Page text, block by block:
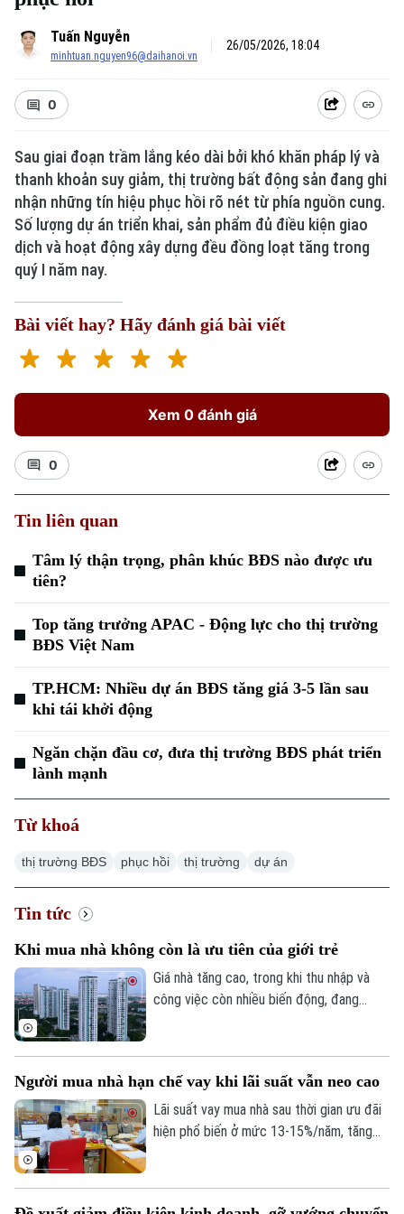
Tuấn Nguyễn
minhtuan.nguyen96@daihanoi.vn
26/05/2026, 18:04
0
Sau giai đoạn trầm lắng kéo dài bởi khó khăn pháp lý và
thanh khoản suy giảm, thị trường bất động sản đang ghi
nhận những tín hiệu phục hồi rõ nét từ phía nguồn cung.
Số lượng dự án triển khai, sản phẩm đủ điều kiện giao
dịch và hoạt động xây dựng đều đồng loạt tăng trong
quý I năm nay.
Bài viết hay? Hãy đánh giá bài viết
Xem 0 đánh giá
0
Tin liên quan
Tâm lý thận trọng, phân khúc BĐS nào được ưu
tiên?
Top tăng trưởng APAC - Động lực cho thị trường
BĐS Việt Nam
TP.HCM: Nhiều dự án BĐS tăng giá 3-5 lần sau
khi tái khởi động
Ngăn chặn đầu cơ, đưa thị trường BĐS phát triển
lành mạnh
Từ khoá
thị trường BĐS phục hồi thị trường dự án
Tin tức
Khi mua nhà không còn là ưu tiên của giới trẻ
Giá nhà tăng cao, trong khi thu nhập và
công việc còn nhiều biến động, đang
cho công việc và chất lượng cuộc sống.
Quan niệm về “an cư” đang dần thay đổi.
Người mua nhà hạn chế vay khi lãi suất vẫn neo cao
Lãi suất vay mua nhà sau thời gian ưu đãi
hiện phổ biến ở mức 13-15%/năm, tăng